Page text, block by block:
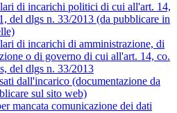
di incarichi politici di cui all'art. 14,
del dlgs n. 33/2013 (da pubblicare in
di incarichi di amministrazione, di
o di governo di cui all'art. 14, co.
del dlgs n. 33/2013
dall'incarico (documentazione da
sul sito web)
mancata comunicazione dei dati